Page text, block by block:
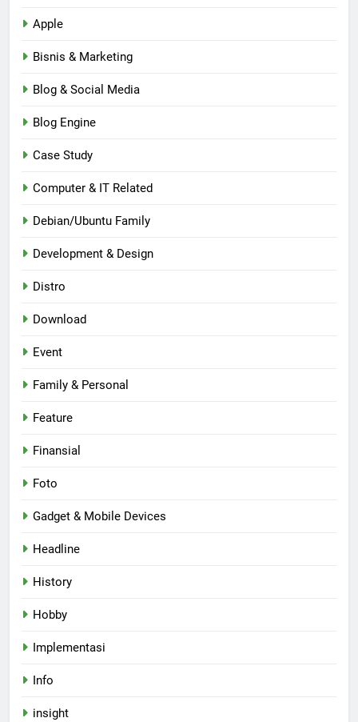
Apple
Bisnis & Marketing
Blog & Social Media
Blog Engine
Case Study
Computer & IT Related
Debian/Ubuntu Family
Development & Design
Distro
Download
Event
Family & Personal
Feature
Finansial
Foto
Gadget & Mobile Devices
Headline
History
Hobby
Implementasi
Info
insight